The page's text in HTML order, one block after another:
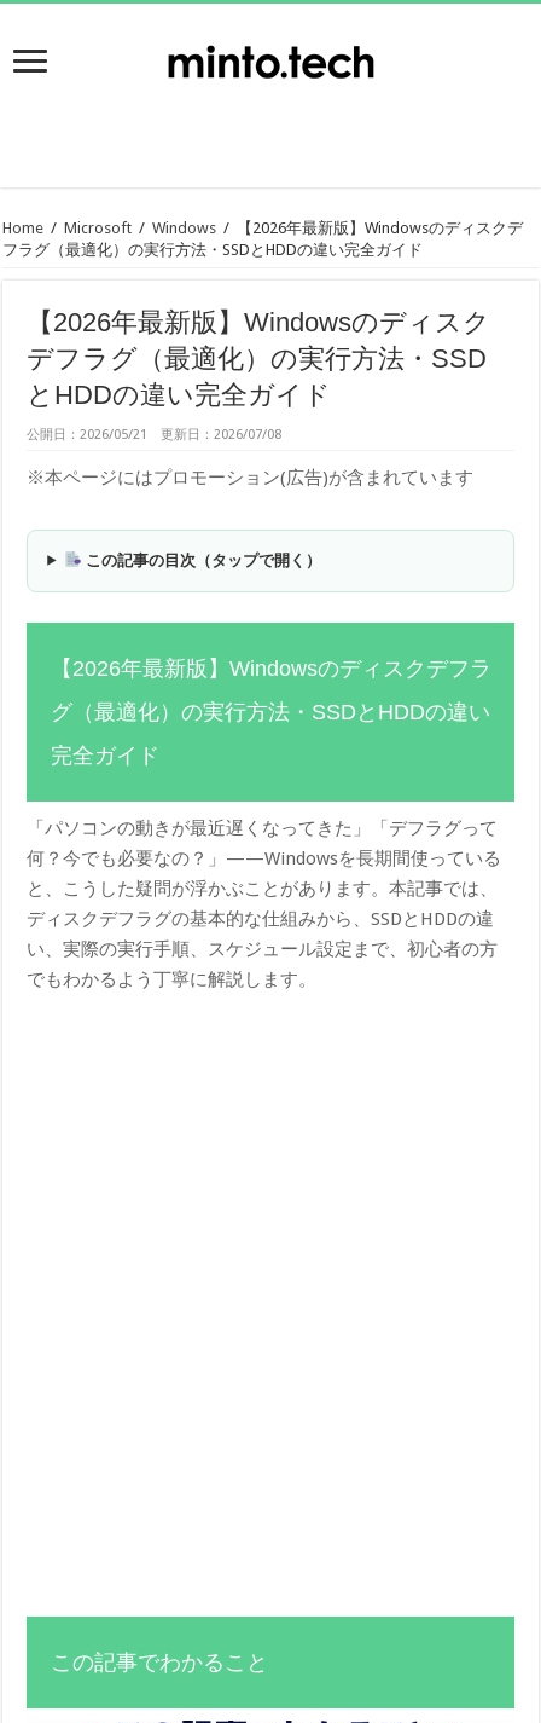
Home / Microsoft / Windows /
【2026年最新版】Windowsのディスクデ
フラグ（最適化）の実行方法・SSDとHDDの違い完全ガイド
【2026年最新版】Windowsのディスク
デフラグ（最適化）の実行方法・SSD
とHDDの違い完全ガイド
公開日：2026/05/21 更新日：2026/07/08
※本ページにはプロモーション(広告)が含まれています
この記事の目次（タップで開く）
【2026年最新版】Windowsのディスクデフラ
グ（最適化）の実行方法・SSDとHDDの違い
完全ガイド
「パソコンの動きが最近遅くなってきた」「デフラグって
何？今でも必要なの？」——Windowsを長期間使っている
と、こうした疑問が浮かぶことがあります。本記事では、
ディスクデフラグの基本的な仕組みから、SSDとHDDの違
い、実際の実行手順、スケジュール設定まで、初心者の方
でもわかるよう丁寧に解説します。
この記事でわかること